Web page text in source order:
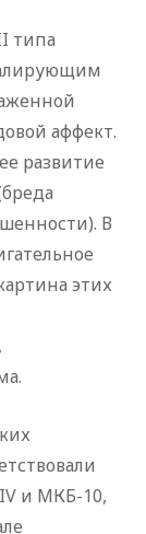
типа
аффект.
развитие
В
этих
и МКБ-10,